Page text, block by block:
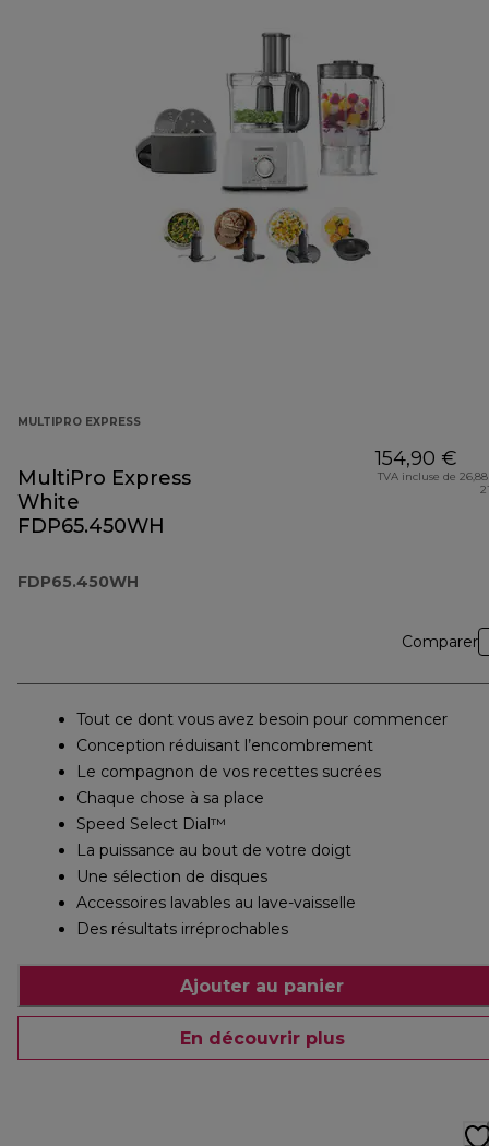
MULTIPRO EXPRESS
MultiPro Express
White
FDP65.450WH
FDP65.450WH
154,90 €
TVA incluse de
Comparer
Tout ce dont vous avez besoin pour commencer
Conception réduisant l’encombrement
Le compagnon de vos recettes sucrées
Chaque chose à sa place
Speed Select Dial™
La puissance au bout de votre doigt
Une sélection de disques
Accessoires lavables au lave-vaisselle
Des résultats irréprochables
Ajouter au panier
En découvrir plus